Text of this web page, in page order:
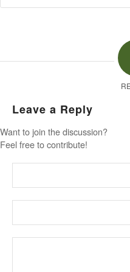
Leave a Reply
Want to join the discussion?
Feel free to contribute!